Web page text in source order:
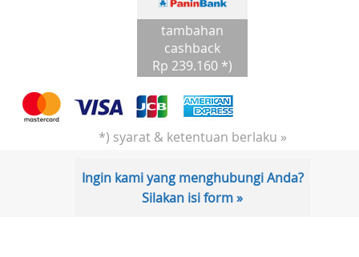
tambahan
cashback
Rp 239.160 *)
*) syarat & ketentuan berlaku »
Ingin kami yang menghubungi Anda?
Silakan isi form »